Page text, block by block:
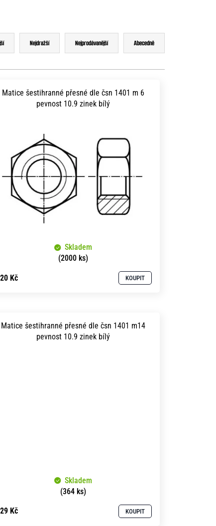
Nejdražší Nejprodávanější Abecedně
Matice šestihranné přesné dle čsn 1401 m 6
pevnost 10.9 zinek bílý
Skladem
(2000 ks)
Kč KOUPIT
Matice šestihranné přesné dle čsn 1401 m14
pevnost 10.9 zinek bílý
Skladem
(364 ks)
Kč KOUPIT